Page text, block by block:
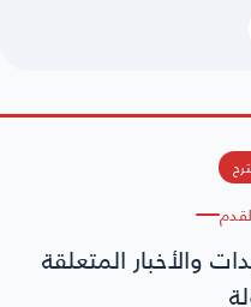
والأخبار المتعلقة